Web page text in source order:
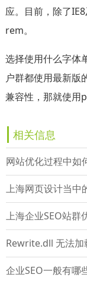
应。目前，除了
rem。
选择使用什么字体
户群都使用最新版
兼容性，那就使用
相关信息
网站优化过程中如
上海网页设计当中
上海企业SEO站群
Rewrite.dll 无法加
企业SEO一般有哪